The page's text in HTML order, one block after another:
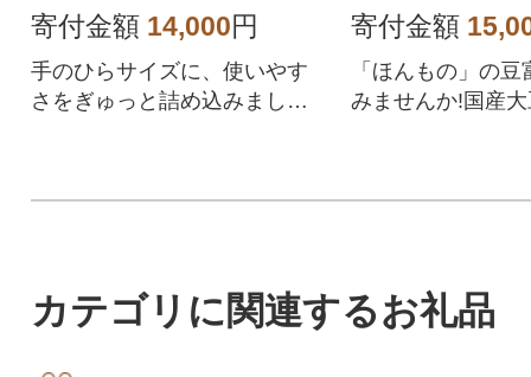
る!スカイブルー
寄付金額 14,000円
手のひらサイズに、使いやす
さをぎゅっと詰め込みまし
寄付金額
「ほんもの」の
みませんか!国産
カテゴリに関連するお礼品